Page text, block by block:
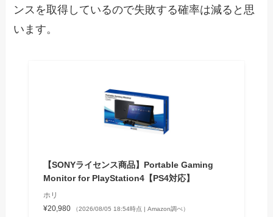
ンスを取得しているので失敗する確率は減ると思
います。
【SONYライセンス商品】Portable Gaming
Monitor for PlayStation4【PS4対応】
ホリ
¥20,980
（2026/08/05 18:54時点 | Amazon調べ）